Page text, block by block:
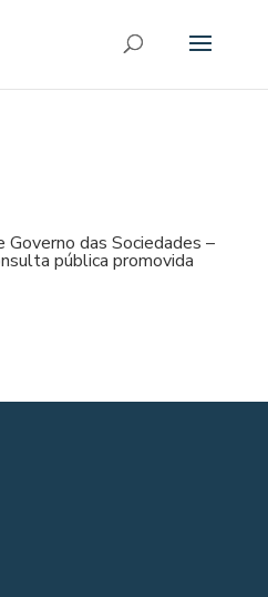
das Sociedades –
pública promovida